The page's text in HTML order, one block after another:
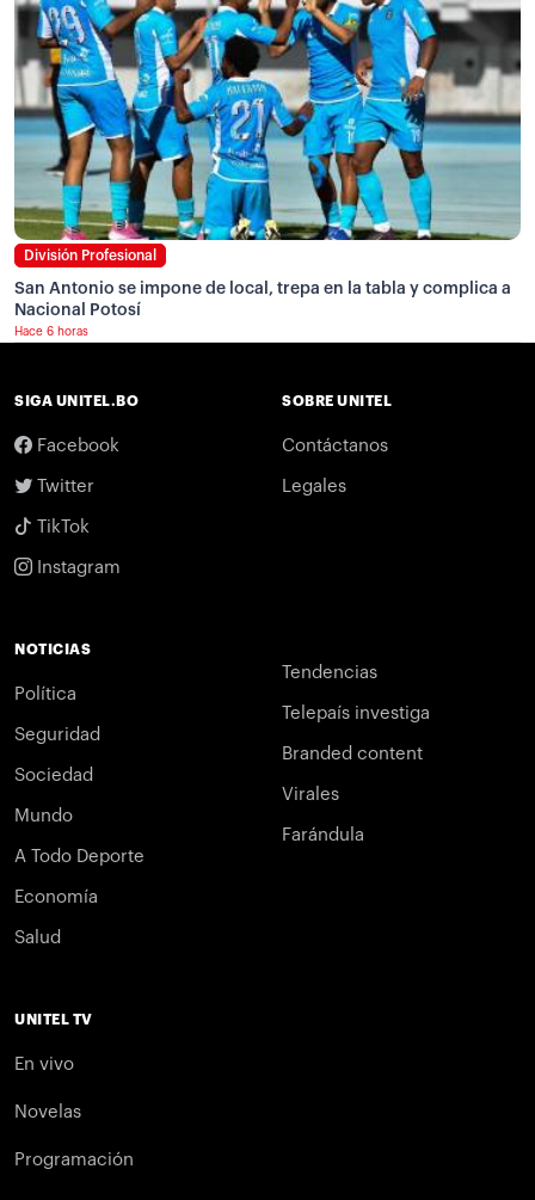
División Profesional
San Antonio se impone de local, trepa en la tabla y complica a
Nacional Potosí
Hace 6 horas
SIGA UNITEL.BO
Facebook
Twitter
TikTok
Instagram
SOBRE UNITEL
Contáctanos
Legales
NOTICIAS
Política
Seguridad
Sociedad
Mundo
A Todo Deporte
Economía
Salud
Tendencias
Telepaís investiga
Branded content
Virales
Farándula
UNITEL TV
En vivo
Novelas
Programación